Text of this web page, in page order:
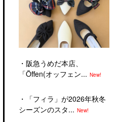
・ 阪急うめだ本店、
「Öffen(オッフェン... New!
・
「フィラ」が2026年秋冬
シーズンのスタ... New!